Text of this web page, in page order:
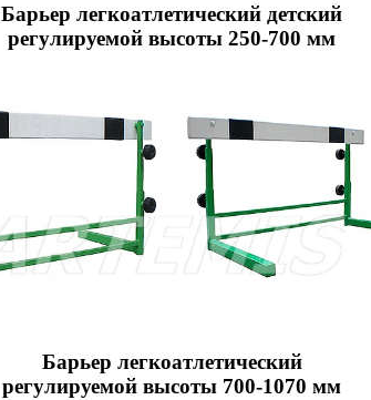
Барьер легкоатлетический детский
регулируемой высоты 250-700 мм
Барьер легкоатлетический
регулируемой высоты 700-1070 мм